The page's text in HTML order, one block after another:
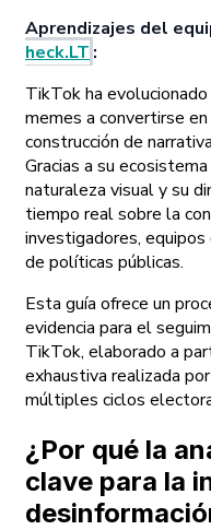
Aprendizajes del
heck.LT :
TikTok ha
memes a convertirse
construcción de
Gracias a su
naturaleza visual y su
tiempo real sobre la
investigadores,
de políticas públicas.
Esta guía ofrece un
evidencia para el
TikTok, elaborado a
exhaustiva realizada
múltiples ciclos
¿Por qué la
clave para la